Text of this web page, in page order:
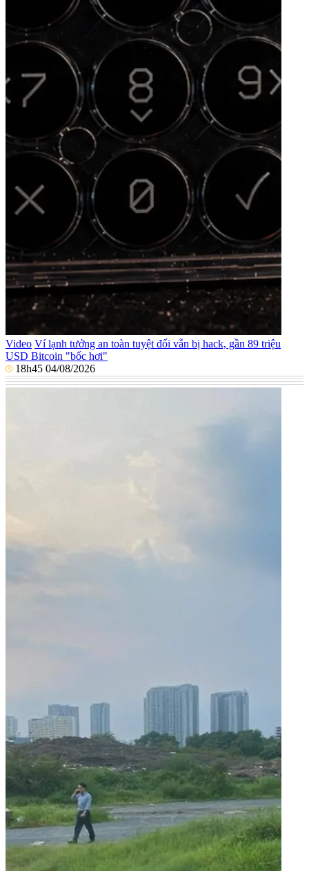
Video Ví lạnh tưởng an toàn tuyệt đối vẫn bị hack, gần 89 triệu
USD Bitcoin "bốc hơi"
18h45 04/08/2026